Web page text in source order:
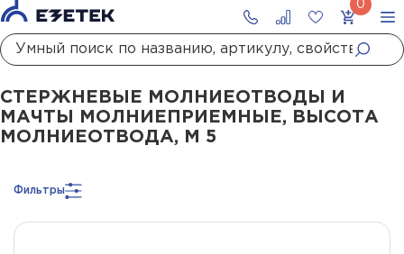
ГлавнаяКаталог Стержневые молниеотводы и мачты
СТЕРЖНЕВЫЕ МОЛНИЕОТВОДЫ И
МАЧТЫ МОЛНИЕПРИЕМНЫЕ, ВЫСОТА
МОЛНИЕОТВОДА, М 5
Фильтры